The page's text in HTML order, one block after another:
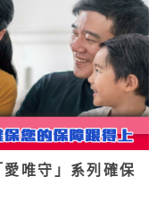
唯守」系列確保